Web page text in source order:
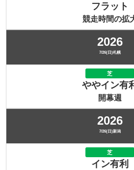
フラット
競走時間の拡
2026
7/26(日)札幌
芝
ややイン有
開幕週
2026
7/26(日)新潟
芝
イン有利